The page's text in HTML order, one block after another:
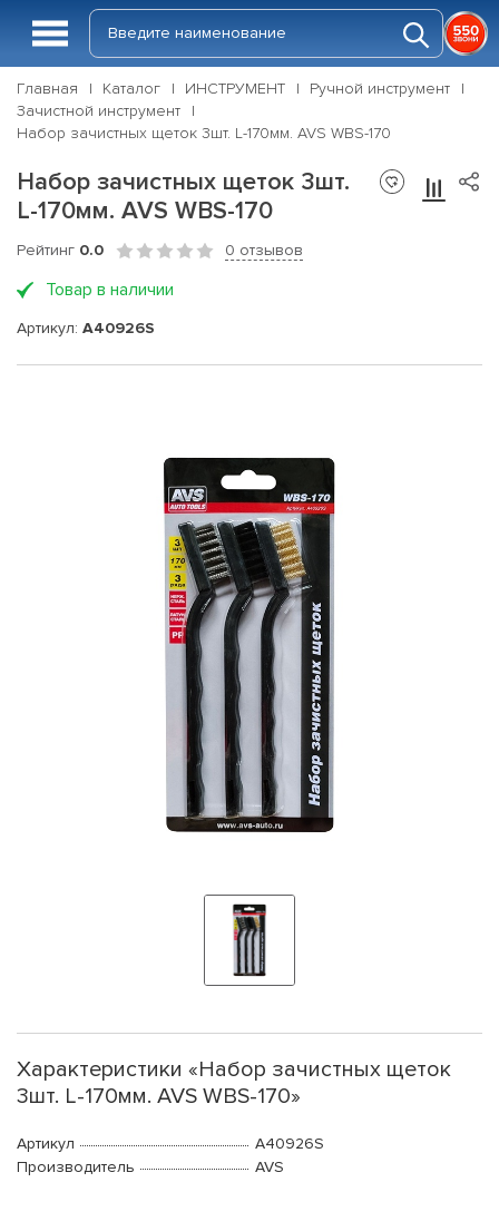
Главная Каталог ИНСТРУМЕНТ
Ручной инструмент
Зачистной инструмент
Набор зачистных щеток 3шт. L-170мм. AVS WBS-170
Набор зачистных щеток 3шт.
L-170мм. AVS WBS-170
Рейтинг 0.0 0 отзывов
Товар в наличии
Артикул: A40926S
Характеристики «Набор зачистных щеток
3шт. L-170мм. AVS WBS-170»
Артикул
A40926S
Производитель
AVS